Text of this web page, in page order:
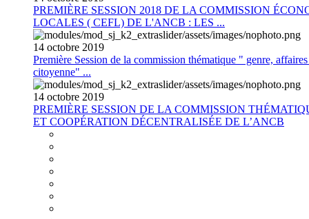
PREMIÈRE SESSION 2018 DE LA COMMISSION
LOCALES ( CEFL) DE L'ANCB : LES ...
14 octobre 2019
Première Session de la commission thématique " genre,
citoyenne" ...
14 octobre 2019
PREMIÈRE SESSION DE LA COMMISSION
ET COOPÉRATION DÉCENTRALISÉE DE L’ANCB